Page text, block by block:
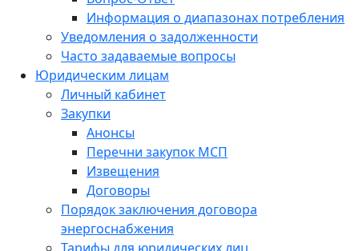
Информация о диапазонах потребления
Уведомления о задолженности
Часто задаваемые вопросы
Юридическим лицам
Личный кабинет
Закупки
Анонсы
Перечни закупок МСП
Извещения
Договоры
Порядок заключения договора
энергоснабжения